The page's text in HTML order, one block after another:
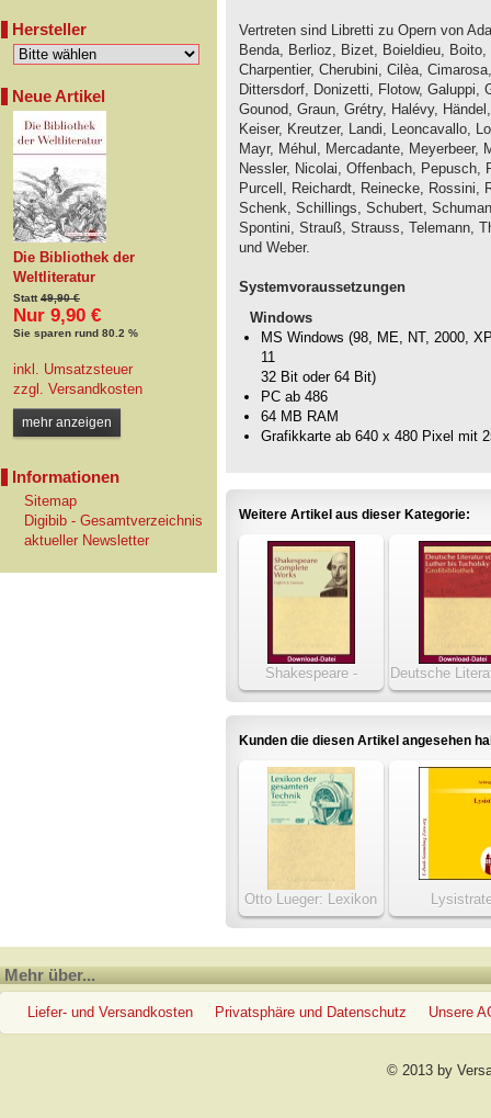
Hersteller
Neue Artikel
Die Bibliothek der
Weltliteratur
Statt49,90 €
Nur 9,90 €
Sie sparen rund 80.2 %
inkl. Umsatzsteuer
zzgl. Versandkosten
mehr anzeigen
Informationen
Sitemap
Digibib - Gesamtverzeichnis
aktueller Newsletter
Vertreten sind Libretti zu Opern von
Benda, Berlioz, Bizet, Boieldieu,
Charpentier, Cherubini, Cilèa,
Dittersdorf, Donizetti, Flotow, Galuppi,
Gounod, Graun, Grétry, Halévy,
Keiser, Kreutzer, Landi, Leoncavallo,
Mayr, Méhul, Mercadante, Meyerbeer,
Nessler, Nicolai, Offenbach,
Purcell, Reichardt, Reinecke, Rossini,
Schenk, Schillings, Schubert,
Spontini, Strauß, Strauss, Telemann,
und Weber.
Systemvoraussetzungen
Windows
MS Windows (98, ME, NT, 2000,
11
32 Bit oder 64 Bit)
PC ab 486
64 MB RAM
Grafikkarte ab 640 x 480 Pixel mit
Weitere Artikel aus dieser Kategorie:
Shakespeare -
Complete Works /
Sämtliche Werke
Deutsche
Luther bis
Kunden die diesen Artikel angesehen
Otto Lueger: Lexikon
der gesamten Technik
Mehr über...
Liefer- und Versandkosten Privatsphäre und Datenschutz Unsere
© 2013 by